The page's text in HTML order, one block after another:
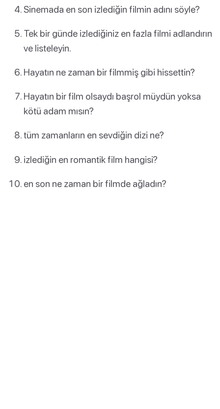
Sinemada en son izlediğin filmin adını söyle?
Tek bir günde izlediğiniz en fazla filmi adlandırın
ve listeleyin.
Hayatın ne zaman bir filmmiş gibi hissettin?
Hayatın bir film olsaydı başrol müydün yoksa
kötü adam mısın?
tüm zamanların en sevdiğin dizi ne?
izlediğin en romantik film hangisi?
en son ne zaman bir filmde ağladın?